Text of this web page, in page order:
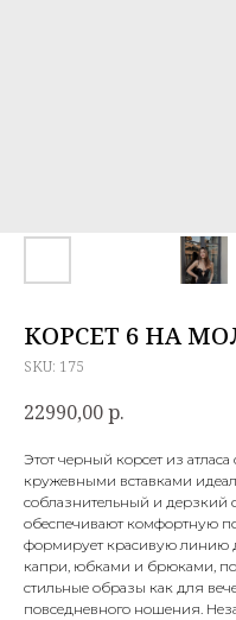
КОРСЕТ 6 НА
SKU: 175
22990,00р.
Этот черный корсет из
кружевными вставками
соблазнительный и дерзкий
обеспечивают комфортную
формирует красивую линию
капри, юбками и брюками,
стильные образы как для
повседневного ношения.